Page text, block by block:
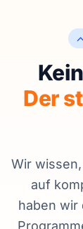
Der
Wir
auf
haben wir